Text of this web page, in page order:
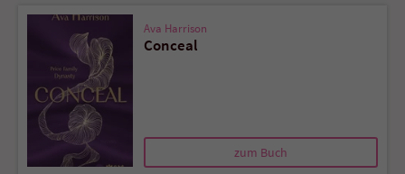
Ava Harrison
Conceal
zum Buch